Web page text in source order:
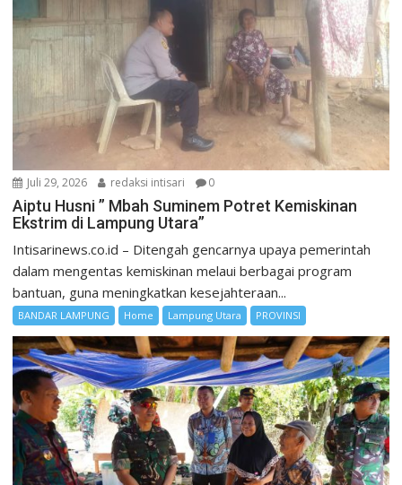
Juli 29, 2026 redaksi intisari 0
Aiptu Husni ” Mbah Suminem Potret Kemiskinan
Ekstrim di Lampung Utara”
Intisarinews.co.id – Ditengah gencarnya upaya pemerintah
dalam mengentas kemiskinan melaui berbagai program
bantuan, guna meningkatkan kesejahteraan...
BANDAR LAMPUNG Home Lampung Utara PROVINSI